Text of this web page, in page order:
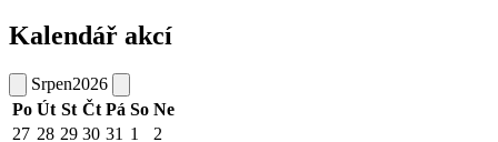
Kalendář akcí
Srpen2026
Po Út St Čt Pá So Ne
27 28 29 30 31 1
2